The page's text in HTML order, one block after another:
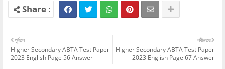
নবীনতর
Higher Secondary ABTA Test Paper
2023 English Page 67 Answer
পূর্বতন
Higher Secondary ABTA Test Paper
2023 English Page 56 Answer